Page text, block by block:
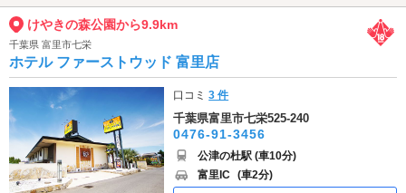
けやきの森公園から9.9km
千葉県 富里市七栄
ホテル ファーストウッド 富里店
口コミ3 件
千葉県富里市七栄525-240
0476-91-3456
公津の杜駅 (車10分)
富里IC (車2分)